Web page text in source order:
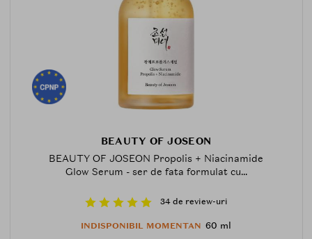
BEAUTY OF JOSEON
BEAUTY OF JOSEON Propolis + Niacinamide
Glow Serum - ser de fata formulat cu...
34 de review-uri
INDISPONIBIL MOMENTAN 60 ml